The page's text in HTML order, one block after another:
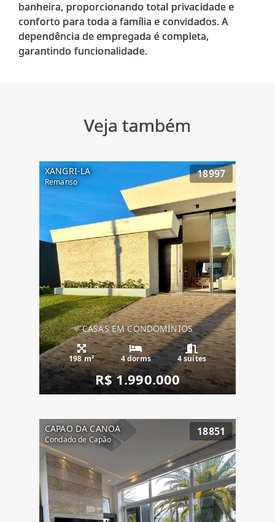
banheira, proporcionando total privacidade e
conforto para toda a família e convidados. A
dependência de empregada é completa,
garantindo funcionalidade.
Veja também
XANGRI-LA
Remanso
18997
CASAS EM CONDOMÍNIOS
198 m² 4 dorms 4 suítes
R$ 1.990.000
CAPAO DA CANOA
Condado de Capão
18851